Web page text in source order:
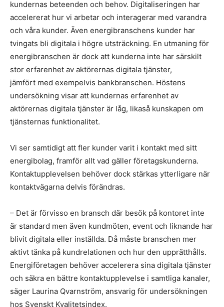
kundernas beteenden och behov. Digitaliseringen har
accelererat hur vi arbetar och interagerar med varandra
och våra kunder. Även energibranschens kunder har
tvingats bli digitala i högre utsträckning. En utmaning för
energibranschen är dock att kunderna inte har särskilt
stor erfarenhet av aktörernas digitala tjänster,
jämfört med exempelvis bankbranschen. Höstens
undersökning visar att kundernas erfarenhet av
aktörernas digitala tjänster är låg, likaså kunskapen om
tjänsternas funktionalitet.
Vi ser samtidigt att fler kunder varit i kontakt med sitt
energibolag, framför allt vad gäller företagskunderna.
Kontaktupplevelsen behöver dock stärkas ytterligare när
kontaktvägarna delvis förändras.
– Det är förvisso en bransch där besök på kontoret inte
är standard men även kundmöten, event och liknande har
blivit digitala eller inställda. Då måste branschen mer
aktivt tänka på kundrelationen och hur den upprätthålls.
Energiföretagen behöver accelerera sina digitala tjänster
och säkra en bättre kontaktupplevelse i samtliga kanaler,
säger Laurina Qvarnström, ansvarig för undersökningen
hos Svenskt Kvalitetsindex.